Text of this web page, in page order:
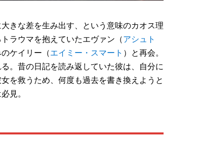
きな差を生み出す、という意味のカオス理
ラウマを抱えていたエヴァン（アシュト
ケイリー（エイミー・スマート ）と再会。
。昔の日記を読み返していた彼は、自分に
を救うため、何度も過去を書き換えようと
見。